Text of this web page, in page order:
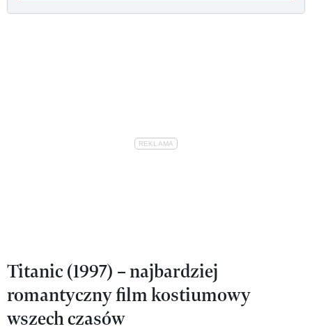
Titanic (1997) – najbardziej
romantyczny film kostiumowy
wszech czasów